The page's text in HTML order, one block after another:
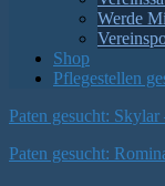
Werde
Shop
Pflegestellen
Paten gesucht:
Paten gesucht: